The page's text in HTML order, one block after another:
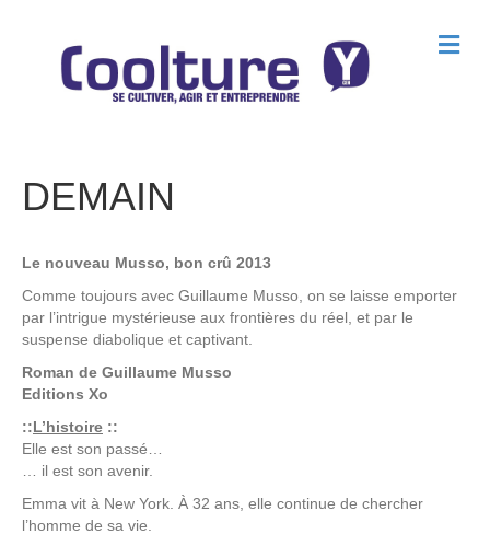
M
e
DEMAIN
Le nouveau Musso, bon crû 2013
Comme toujours avec Guillaume Musso, on se laisse emporter
par l’intrigue mystérieuse aux frontières du réel, et par le
suspense diabolique et captivant.
Roman de Guillaume Musso
Editions Xo
::L’histoire ::
Elle est son passé…
… il est son avenir.
Emma vit à New York. À 32 ans, elle continue de chercher
l’homme de sa vie.